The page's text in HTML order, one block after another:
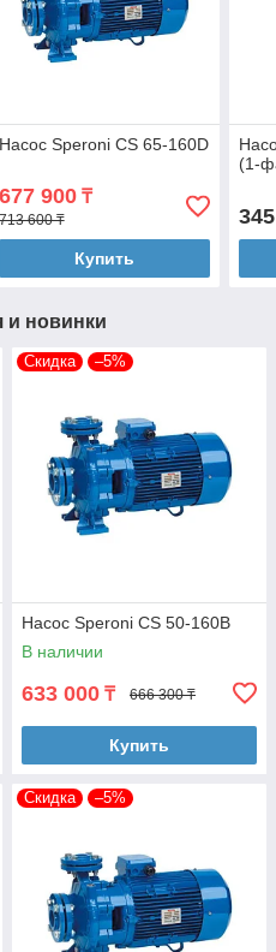
Насос Speroni CS 65-160D
677 900₸
600 ₸
Купить
(1-
новинки
Скидка –5%
Насос Speroni CS 50-160B
В наличии
633 000 ₸ 666 300 ₸
Купить
Скидка –5%